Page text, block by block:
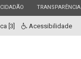
ESTADO
TRANSPARÊNCIA
[3] Acessibilidade